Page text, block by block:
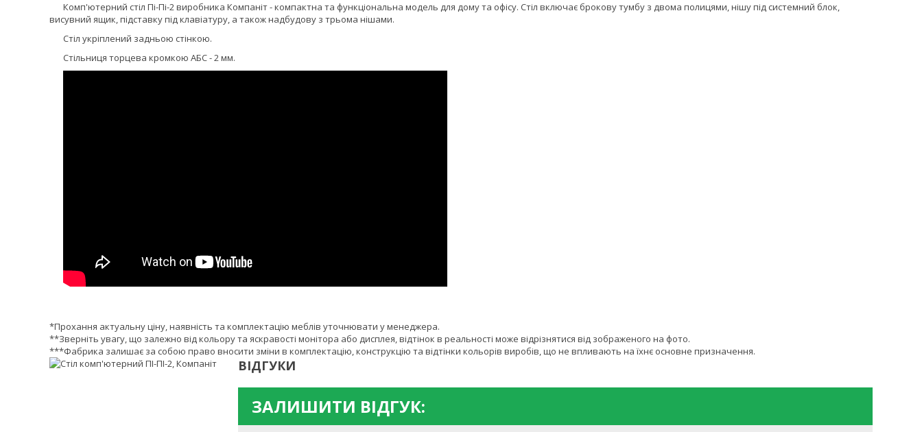
Комп'ютерний стіл Пі-Пі-2 виробника Компаніт - компактна та функціональна модель для дому та офісу. Стіл включає брокову тумбу з двома полицями, нішу під системний блок,
висувний ящик, підставку під клавіатуру, а також надбудову з трьома нішами.
Стіл укріплений задньою стінкою.
Стільниця торцева кромкою АБС - 2 мм.
*Прохання актуальну ціну, наявність та комплектацію меблів уточнювати у менеджера.
**Зверніть увагу, що залежно від кольору та яскравості монітора або дисплея, відтінок в реальності може відрізнятися від зображеного на фото.
***Фабрика залишає за собою право вносити зміни в комплектацію, конструкцію та відтінки кольорів виробів, що не впливають на їхнє основне призначення.
ВІДГУКИ
ЗАЛИШИТИ ВІДГУК: